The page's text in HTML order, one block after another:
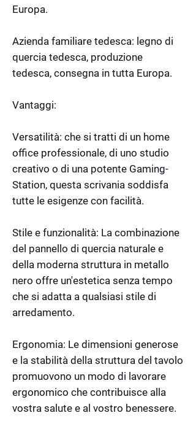
Europa.
Azienda familiare tedesca: legno di
quercia tedesca, produzione
tedesca, consegna in tutta Europa.
Vantaggi:
Versatilità: che si tratti di un home
office professionale, di uno studio
creativo o di una potente Gaming-
Station, questa scrivania soddisfa
tutte le esigenze con facilità.
Stile e funzionalità: La combinazione
del pannello di quercia naturale e
della moderna struttura in metallo
nero offre un'estetica senza tempo
che si adatta a qualsiasi stile di
arredamento.
Ergonomia: Le dimensioni generose
e la stabilità della struttura del tavolo
promuovono un modo di lavorare
ergonomico che contribuisce alla
vostra salute e al vostro benessere.